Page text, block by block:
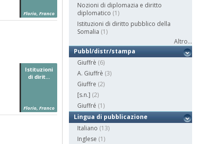
Florio, Franco
Istituzioni
di dirit...
Florio, Franco
Nozioni di diplomazia e diritto
diplomatico (1)
Istituzioni di diritto pubblico della
Somalia (1)
Altro...
Pubbl/distr/stampa
Giuffrè (6)
A. Giuffrè (3)
Giuffre (2)
[s.n.] (2)
Giuffré (1)
Lingua di pubblicazione
Italiano (13)
Inglese (1)